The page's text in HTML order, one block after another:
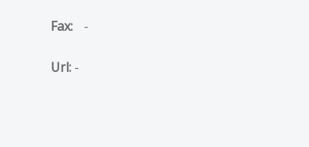
Fax: -
Url: -